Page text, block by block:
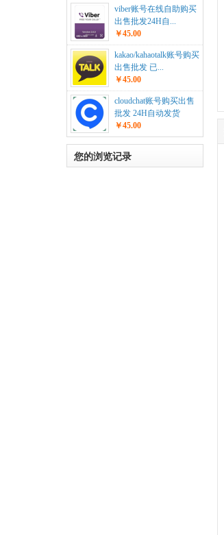
viber账号在线自助购买
出售批发24H自...
￥45.00
kakao/kahaotalk账号购买
出售批发 已...
￥45.00
cloudchat账号购买出售
批发 24H自动发货
￥45.00
您的浏览记录